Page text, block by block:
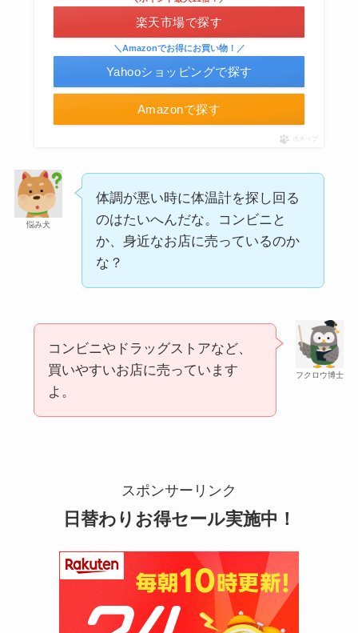
冷凍ペットボトルはどこに売ってる？ドンキやセ
ブンなどのコンビニで買える！
Amazonで探す
楽天市場で探す
＼Amazonでお得にお買い物！／
Yahooショッピングで探す
ポチップ
悩み犬
体調が悪い時に体温計を探し回る
のはたいへんだな。コンビニと
か、身近なお店に売っているのか
な？
フクロウ博士
コンビニやドラッグストアなど、
買いやすいお店に売っています
よ。
スポンサーリンク
日替わりお得セール実施中！